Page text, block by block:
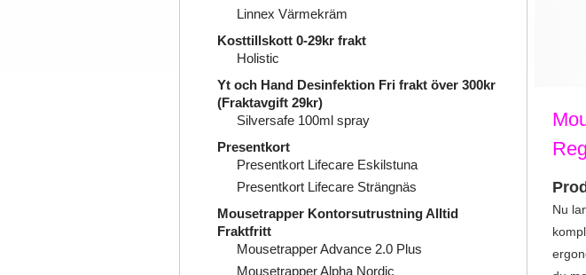
Linnex Värmekräm
Kosttillskott 0-29kr frakt
Holistic
Yt och Hand Desinfektion Fri frakt över 300kr
(Fraktavgift 29kr)
Silversafe 100ml spray
Presentkort
Presentkort Lifecare Eskilstuna
Presentkort Lifecare Strängnäs
Mousetrapper Kontorsutrustning Alltid
Fraktfritt
Mousetrapper Advance 2.0 Plus
Mousetrapper Alpha Nordic
Nu